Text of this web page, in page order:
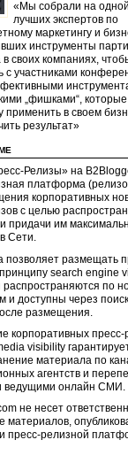
«Мы собрали на
лучших экспертов по
маркетингу и
инструменты
в своих компаниях,
с участниками
„фишками“,
применить в своем
результат»
Релизы» на
платформа
корпоративных
с целью
придачи им
Сети.
позволяет размещать
search engine
по
и доступны через
размещения.
корпоративных пресс-
visibility
материала по
агентств и
ведущими онлайн СМИ.
не несет
материалов,
пресс-релизной